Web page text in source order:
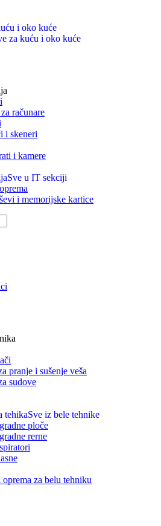
i oko kuće
za kuću i oko kuće
računare
i skeneri
i kamere
Sve u IT sekciji
i memorijske kartice
pranje i sušenje veša
sudove
tehikaSve iz bele tehnike
ploče
rerne
oprema za belu tehniku